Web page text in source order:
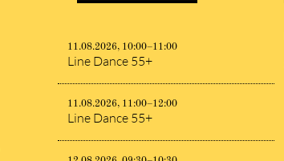
11.08.2026, 10:00–11:00
Line Dance 55+
11.08.2026, 11:00–12:00
Line Dance 55+